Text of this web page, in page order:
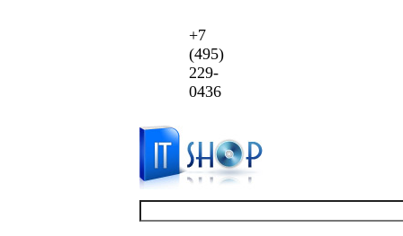
+7
(495)
229-
0436